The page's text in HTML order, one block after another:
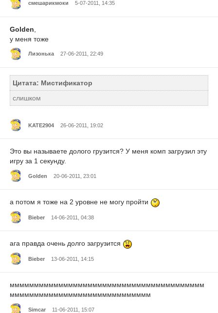
смешарикмоки 5-07-2011, 14:35
Golden
у меня тоже
Лизонька 27-06-2011, 22:49
Цитата: Мистификатор
слишком
KATE2904 26-06-2011, 19:02
Это вы называете долого грузится? У меня комп загрузил эту
игру за 1 секунду.
Golden 20-06-2011, 23:01
а потом я тоже на 2 уровне не могу пройти
Bieber 14-06-2011, 04:38
ага правда очень долго загрузится
Bieber 13-06-2011, 14:15
мммммммммммммммммммммммммммммммммммммммм
ммммммммммммммммммммммммммммм
Simcar 11-06-2011, 15:07